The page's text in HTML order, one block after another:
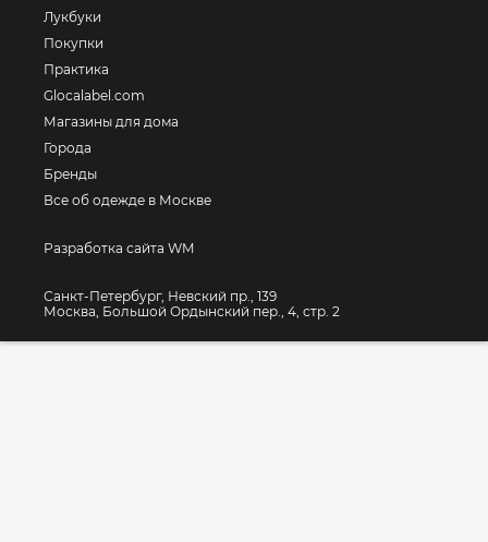
Лукбуки
Покупки
Практика
Glocalabel.com
Магазины для дома
Города
Бренды
Все об одежде в Москве
Разработка сайта WM
Санкт-Петербург, Невский пр., 139
Москва, Большой Ордынский пер., 4, стр. 2